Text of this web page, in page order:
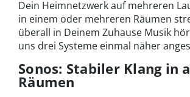
Dein Heimnetzwerk auf mehreren
in einem oder mehreren Räumen
überall in Deinem Zuhause Musik
uns drei Systeme einmal näher
Sonos: Stabiler Klang in
Räumen